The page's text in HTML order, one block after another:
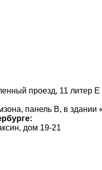
проезд, 11 литер Е
панель В, в
дом 19-21